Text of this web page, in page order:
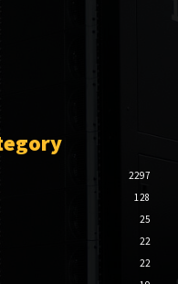
2297
128
25
22
22